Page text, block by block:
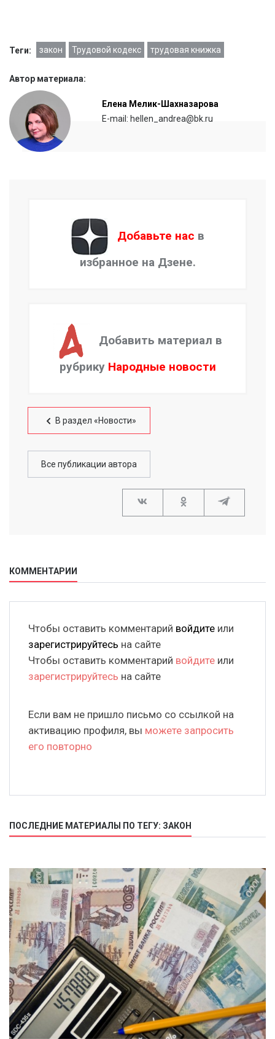
Теги: закон Трудовой кодекс трудовая книжка
Автор материала:
Елена Мелик-Шахназарова
E-mail: hellen_andrea@bk.ru
Добавьте нас в
избранное на Дзене.
Добавить материал в
рубрику Народные новости
В раздел «Новости»
Все публикации автора
КОММЕНТАРИИ
Чтобы оставить комментарий войдите или
зарегистрируйтесь на сайте
Чтобы оставить комментарий войдите или
зарегистрируйтесь на сайте
Если вам не пришло письмо со ссылкой на
активацию профиля, вы можете запросить
его повторно
ПОСЛЕДНИЕ МАТЕРИАЛЫ ПО ТЕГУ: ЗАКОН